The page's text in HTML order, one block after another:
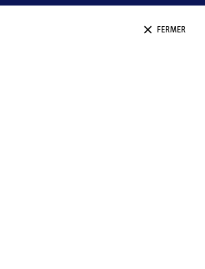
FERMER